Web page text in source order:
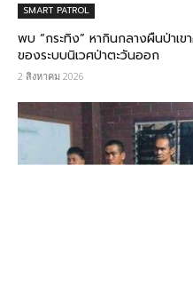
SMART PATROL
พบ “กระทิง” หากินกลางผืนป่า
ของระบบนิเวศป่าตะวันออก
2 สิงหาคม 2026